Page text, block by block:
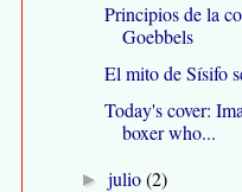
Principios de la
Goebbels
El mito de Sísifo
Today's cover:
boxer who...
►julio(2)